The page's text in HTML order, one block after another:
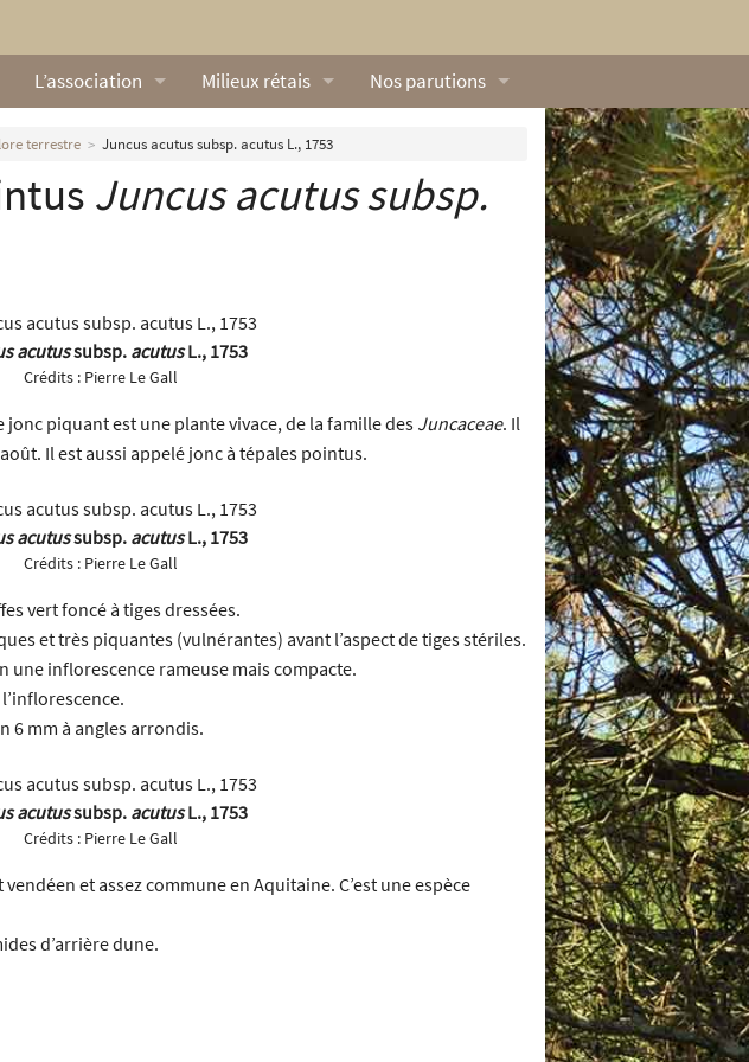
L’association
Qui sommes nous ?
Nos missions
Nos partenaires
Actualités
Milieux rétais
Lexique
Galerie rétaise
Nos parutions
L’Œillet des dunes
Vidéos naturalistes de Ré Nature
terrestre Juncus acutus subsp. acutus L., 1753
Juncus acutussubsp.
acutussubsp. acutusL., 1753
Crédits : Pierre Le Gall
jonc piquant est une plante vivace, de la famille des Juncaceae. Il
Il est aussi appelé jonc à tépales pointus.
acutussubsp. acutusL., 1753
Crédits : Pierre Le Gall
vert foncé à tiges dressées.
et très piquantes (vulnérantes) avant l’aspect de tiges stériles.
une inflorescence rameuse mais compacte.
6 mm à angles arrondis.
acutussubsp. acutusL., 1753
Crédits : Pierre Le Gall
et assez commune en Aquitaine. C’est une espèce
d’arrière dune.